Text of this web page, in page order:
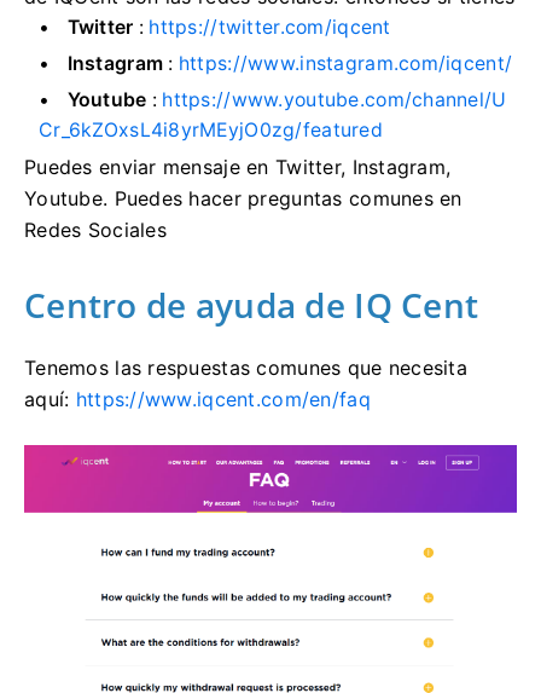
Twitter : https://twitter.com/iqcent
Instagram : https://www.instagram.com/iqcent/
Youtube : https://www.youtube.com/channel/U
Cr_6kZOxsL4i8yrMEyjO0zg/featured
Puedes enviar mensaje en Twitter, Instagram,
Youtube. Puedes hacer preguntas comunes en
Redes Sociales
Centro de ayuda de IQ Cent
Tenemos las respuestas comunes que necesita
aquí: https://www.iqcent.com/en/faq